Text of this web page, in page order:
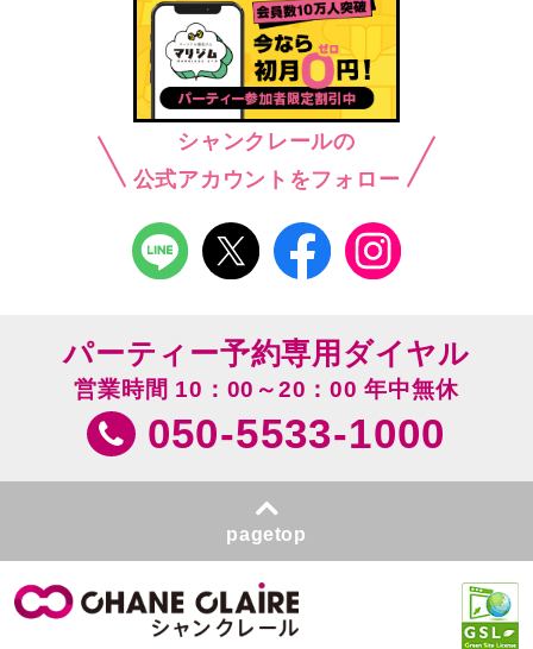
シャンクレールの
公式アカウントをフォロー
パーティー予約専用ダイヤル
営業時間 10：00～20：00 年中無休
050-5533-1000
pagetop